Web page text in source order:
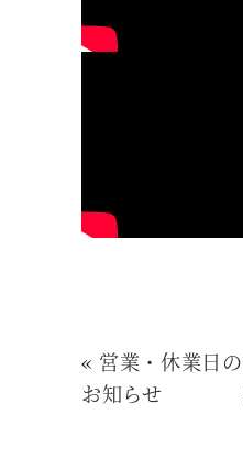
« 営業・休業日の
お知らせ